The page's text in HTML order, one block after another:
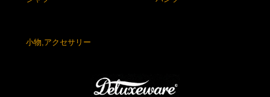
小物,アクセサリー